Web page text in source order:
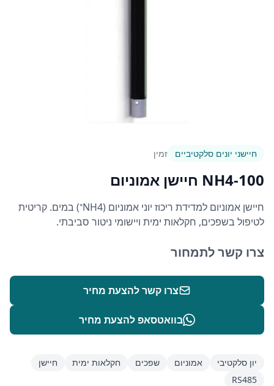
חיישני יונים סלקטיביים זמין
NH4-100 חיישן אמוניום
חיישן אמוניום למדידת ריכוז יוני אמוניום (NH4⁺) במים. קריטית
לטיפול בשפכים, חקלאות ימית ויישומי ניטור סביבתי.
צרו קשר לתמחור
צרו קשר להצעת מחיר
בוואטסאפ להצעת מחיר
יון סלקטיבי אמוניום שפכים חקלאות ימית
חיישן
RS485